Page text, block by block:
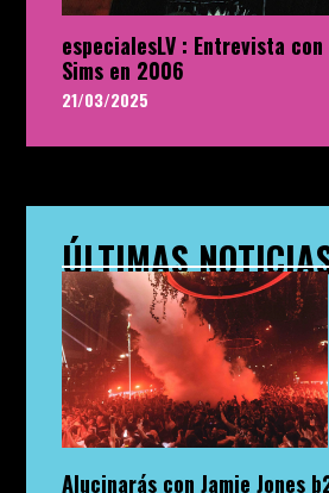
especialesLV : Entrevista con
Sims en 2006
21/03/2025
ÚLTIMAS
Alucinarás con Jamie Jones